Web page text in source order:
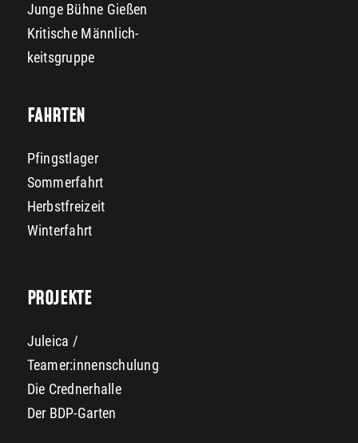
Junge Bühne Gießen
Kritische Männlich-
keitsgruppe
FAHRTEN
Pfingstlager
Sommerfahrt
Herbstfreizeit
Winterfahrt
PROJEKTE
Juleica /
Teamer:innenschulung
Die Crednerhalle
Der BDP-Garten